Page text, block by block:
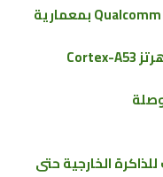
Qualcomm MSM8916 Snapdragon 410 بمعمارية
الخارجية حتى